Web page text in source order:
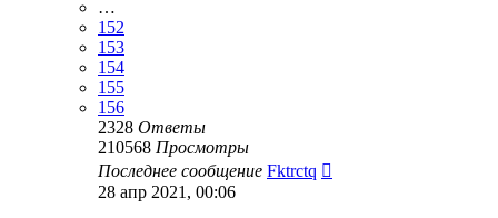
…
152
153
154
155
156
2328 Ответы
210568 Просмотры
Последнее сообщение Fktrctq
28 апр 2021, 00:06